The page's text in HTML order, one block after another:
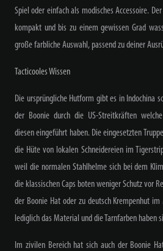
Spiel oder einfach als modisches Accessoire.
kompakt und bis zu einem gewissen Grad
große farbliche Auswahl, passend zu deiner
Tacticooles Wissen
Die ursprüngliche Hutform gibt es in Indochina
der Boonie durch die US-Streitkräften
diesen eingeführt haben. Die eingesetzten
die Hüte von lokalen Schneidereien im
weil die normalen Stahlhelme sich bei dem
die klassischen Caps boten weniger Schutz vor
der Boonie Hat oder zu deutsch Krempenhut
lediglich das Material und die Tarnfarben haben
Im zivilen Bereich hat sich auch der Boonie